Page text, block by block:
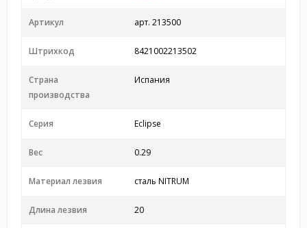
Артикул арт. 213500
Штрихкод 8421002213502
Страна
производства
Испания
Серия Eclipse
Вес 0.29
Материал лезвия сталь NITRUM
Длина лезвия 20